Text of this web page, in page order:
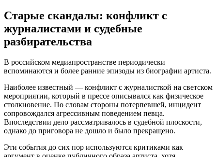
Старые скандалы: конфликт с
журналистами и судебные
разбирательства
В российском медиапространстве периодически
вспоминаются и более ранние эпизоды из биографии артиста.
Наиболее известный — конфликт с журналисткой на светском
мероприятии, который в прессе описывался как физическое
столкновение. По словам стороны потерпевшей, инцидент
сопровождался агрессивным поведением певца.
Впоследствии дело рассматривалось в судебной плоскости,
однако до приговора не дошло и было прекращено.
Эти события до сих пор используются критиками как